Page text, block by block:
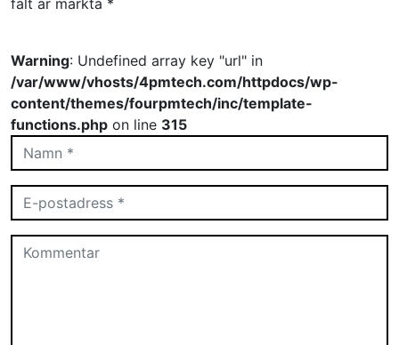
Warning: Undefined array key "url" in
/var/www/vhosts/4pmtech.com/httpdocs/wp-
content/themes/fourpmtech/inc/template-
functions.php on line 315